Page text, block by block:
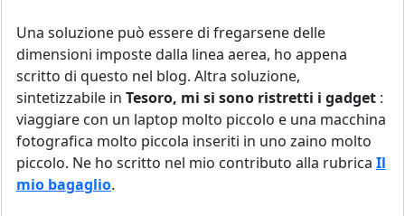
Una soluzione può essere di fregarsene delle
dimensioni imposte dalla linea aerea, ho appena
scritto di questo nel blog. Altra soluzione,
sintetizzabile in Tesoro, mi si sono ristretti i gadget :
viaggiare con un laptop molto piccolo e una macchina
fotografica molto piccola inseriti in uno zaino molto
piccolo. Ne ho scritto nel mio contributo alla rubrica Il
mio bagaglio.